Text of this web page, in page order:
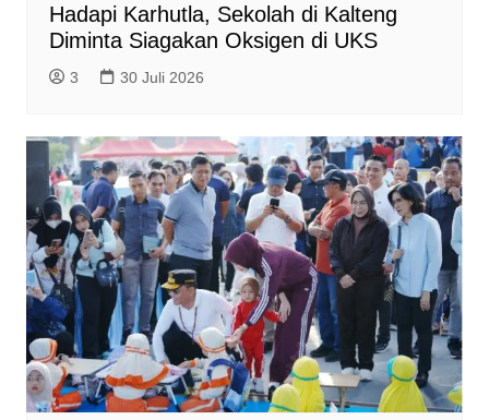
Hadapi Karhutla, Sekolah di Kalteng
Diminta Siagakan Oksigen di UKS
3 30 Juli 2026